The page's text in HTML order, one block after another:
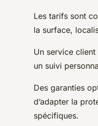
Les tarifs sont
la surface,
Un service
un suivi
Des garanties
d’adapter la
spécifiques.